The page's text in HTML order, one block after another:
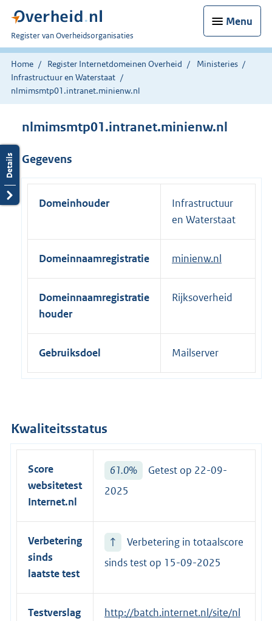
Menu
U
bent
nu
hier:
Register van Overheidsorganisaties
Home Register Internetdomeinen Overheid
Ministeries
Infrastructuur en Waterstaat
nlmimsmtp01.intranet.minienw.nl
nlmimsmtp01.intranet.minienw.nl
Gegevens
Domeinhouder
Infrastructuur
en Waterstaat
Domeinnaamregistratie minienw.nl
Domeinnaamregistratie
houder
Rijksoverheid
Gebruiksdoel Mailserver
Kwaliteitsstatus
Score
websitetest
Internet.nl
61.0%
Getest op 22-09-
2025
Verbetering
sinds
laatste test
↑
Verbetering in totaalscore
sinds test op 15-09-2025
Testverslag
E
http://batch.internet.nl/site/nl